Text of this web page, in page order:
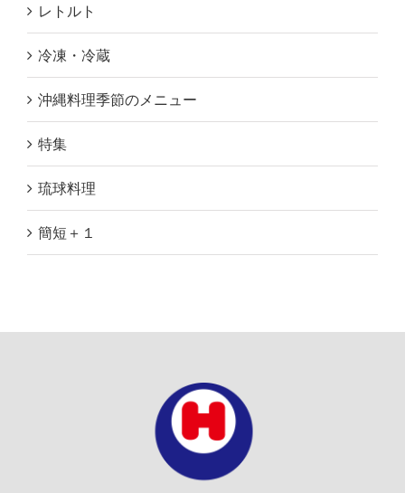
レトルト
冷凍・冷蔵
沖縄料理季節のメニュー
特集
琉球料理
簡短＋１